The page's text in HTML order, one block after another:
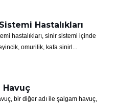
Hastalıkları
hastalıkları, sinir sistemi içinde
omurilik, kafa sinirl...
Havuç
bir diğer adı ile şalgam havuç,